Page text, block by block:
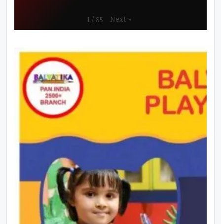
1 / 85 Next »